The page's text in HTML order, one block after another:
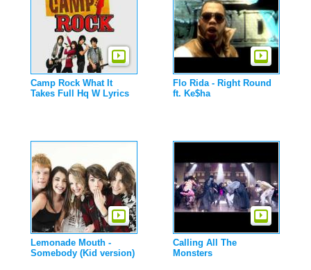
Camp Rock What It
Takes Full Hq W Lyrics
Flo Rida - Right Round
ft. Ke$ha
Lemonade Mouth -
Somebody (Kid version)
Calling All The
Monsters